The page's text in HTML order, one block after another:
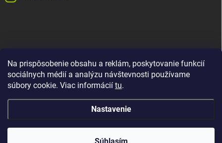
Na prispôsobenie obsahu a reklám, poskytovanie funkcií
sociálnych médií a analýzu návštevnosti používame
súbory cookie. Viac informácií tu.
Nastavenie